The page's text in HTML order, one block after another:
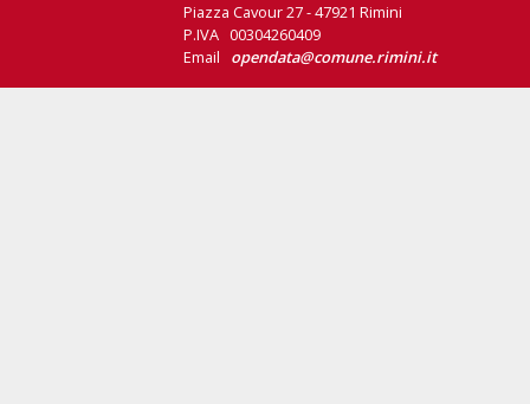
Piazza Cavour 27 - 47921 Rimini
P.IVA 00304260409
Email opendata@comune.rimini.it